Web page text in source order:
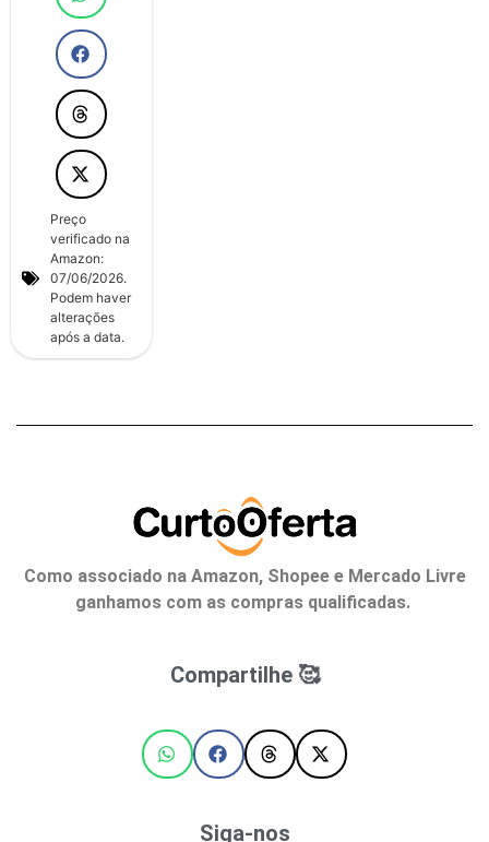
Preço
verificado na
Amazon:
07/06/2026.
Podem haver
alterações
após a data.
Como associado na Amazon, Shopee e Mercado Livre
ganhamos com as compras qualificadas.
Compartilhe 🥰
Siga-nos